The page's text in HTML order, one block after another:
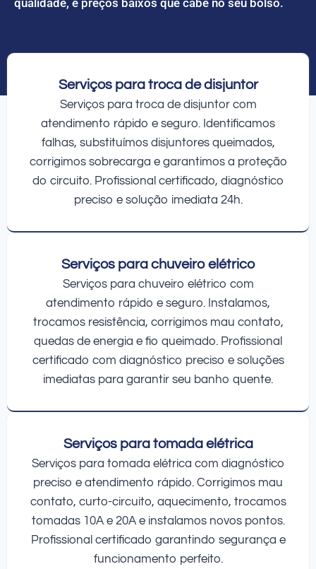
Serviços para troca de disjuntor
Serviços para troca de disjuntor com
atendimento rápido e seguro. Identificamos
falhas, substituímos disjuntores queimados,
corrigimos sobrecarga e garantimos a proteção
do circuito. Profissional certificado, diagnóstico
preciso e solução imediata 24h.
Serviços para chuveiro elétrico
Serviços para chuveiro elétrico com
atendimento rápido e seguro. Instalamos,
trocamos resistência, corrigimos mau contato,
quedas de energia e fio queimado. Profissional
certificado com diagnóstico preciso e soluções
imediatas para garantir seu banho quente.
Serviços para tomada elétrica
Serviços para tomada elétrica com diagnóstico
preciso e atendimento rápido. Corrigimos mau
contato, curto-circuito, aquecimento, trocamos
tomadas 10A e 20A e instalamos novos pontos.
Profissional certificado garantindo segurança e
funcionamento perfeito.